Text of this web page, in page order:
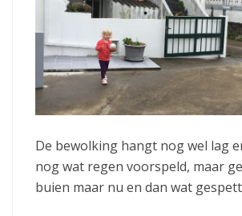
De bewolking hangt nog wel lag
nog wat regen voorspeld, maar
buien maar nu en dan wat